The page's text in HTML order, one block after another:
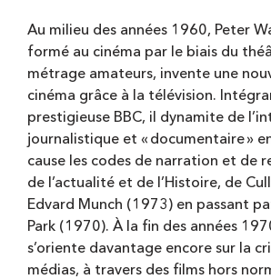
Au milieu des années 1960, Peter
formé au cinéma par le biais du
métrage amateurs, invente une
cinéma grâce à la télévision.
prestigieuse BBC, il dynamite de
journalistique et « documentaire »
cause les codes de narration et de
de l’actualité et de l’Histoire, de
Edvard Munch (1973) en passant
Park (1970). À la fin des années
s’oriente davantage encore sur la
médias, à travers des films hors